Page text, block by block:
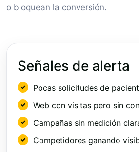
o bloquean la conversión.
Señales de alerta
Pocas solicitudes de
Web con visitas pero sin
Campañas sin medición
Competidores ganando